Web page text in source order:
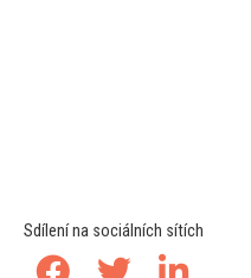
Sdílení na sociálních sítích